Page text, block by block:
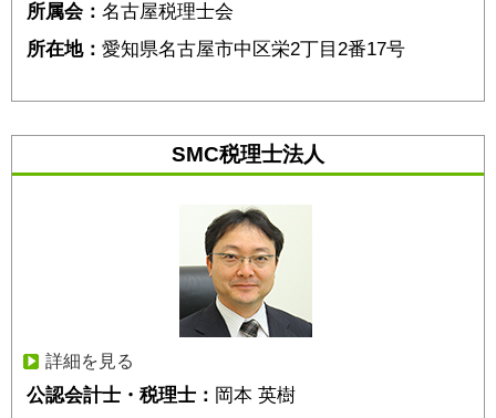
所属会： 名古屋税理士会
所在地： 愛知県名古屋市中区栄2丁目2番17号
SMC税理士法人
詳細を見る
公認会計士・税理士： 岡本 英樹